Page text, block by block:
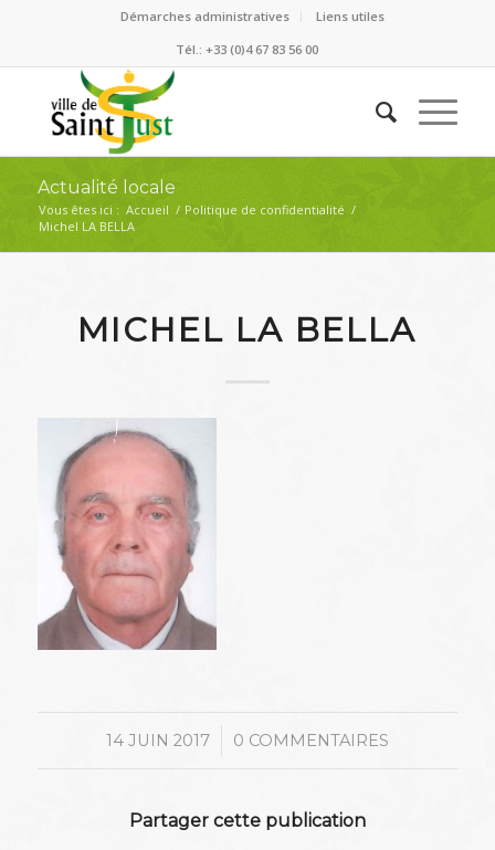
Démarches administratives
Liens utiles
Tél.: +33 (0)4 67 83 56 00
Actualité locale
Vous êtes ici : Accueil / Politique de confidentialité /
Michel LA BELLA
MICHEL LA BELLA
14 JUIN 2017
/ 0 COMMENTAIRES
Partager cette publication